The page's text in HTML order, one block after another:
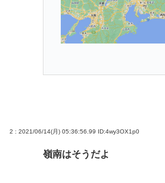
2 : 2021/06/14(月) 05:36:56.99 ID:4wy3OX1p0
嶺南はそうだよ